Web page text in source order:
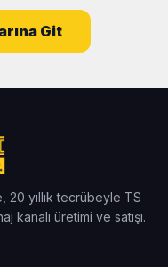
Git
20 yıllık tecrübeyle TS
kanalı üretimi ve satışı.